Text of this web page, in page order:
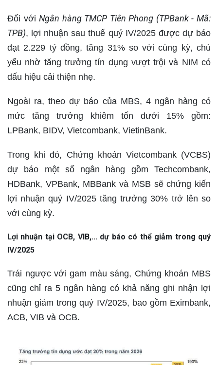
Đối vớiNgân hàng TMCP Tiên Phong (TPBank - Mã:
TPB), lợi nhuận sau thuế quý IV/2025 được dự báo
đạt 2.229 tỷ đồng, tăng 31% so với cùng kỳ, chủ
yếu nhờ tăng trưởng tín dụng vượt trội và NIM có
dấu hiệu cải thiện nhẹ.
Ngoài ra, theo dự báo của MBS, 4 ngân hàng có
mức tăng trưởng khiêm tốn dưới 15% gồm:
LPBank, BIDV, Vietcombank, VietinBank.
Trong khi đó, Chứng khoán Vietcombank (VCBS)
dự báo một số ngân hàng gồm Techcombank,
HDBank, VPBank, MBBank và MSB sẽ chứng kiến
lợi nhuận quý IV/2025 tăng trưởng 30% trở lên so
với cùng kỳ.
Lợi nhuận tại OCB, VIB,... dự báo có thể giảm trong quý
IV/2025
Trái ngược với gam màu sáng, Chứng khoán MBS
cũng chỉ ra 5 ngân hàng có khả năng ghi nhận lợi
nhuận giảm trong quý IV/2025, bao gồm Eximbank,
ACB, VIB và OCB.